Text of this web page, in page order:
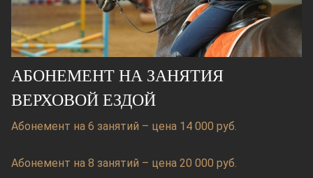
АБОНЕМЕНТ НА ЗАНЯТИЯ
ВЕРХОВОЙ ЕЗДОЙ
Абонемент на 6 занятий – цена 14 000 руб.
Абонемент на 8 занятий – цена 20 000 руб.